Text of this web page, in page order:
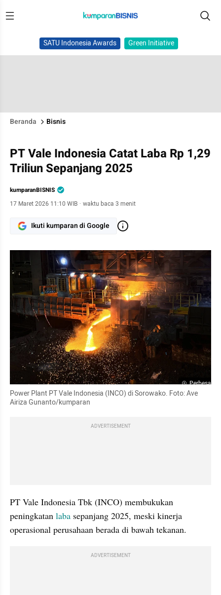
SATU Indonesia Awards Green Initiative
Beranda Bisnis
PT Vale Indonesia Catat Laba Rp 1,29
Triliun Sepanjang 2025
kumparanBISNIS
17 Maret 2026 11:10 WIB · waktu baca 3 menit
Ikuti kumparan di Google
Perbesar
Power Plant PT Vale Indonesia (INCO) di Sorowako. Foto: Ave
Airiza Gunanto/kumparan
ADVERTISEMENT
PT Vale Indonesia Tbk (INCO) membukukan
peningkatan laba sepanjang 2025, meski kinerja
operasional perusahaan berada di bawah tekanan.
ADVERTISEMENT